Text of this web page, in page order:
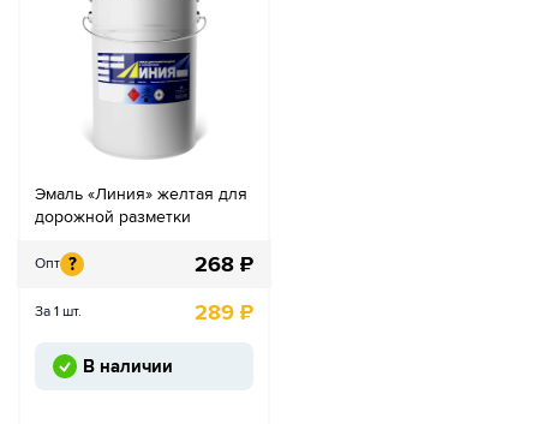
Эмаль «Линия» желтая для
дорожной разметки
Опт ? 268 ₽
За 1 шт. 289 ₽
В наличии